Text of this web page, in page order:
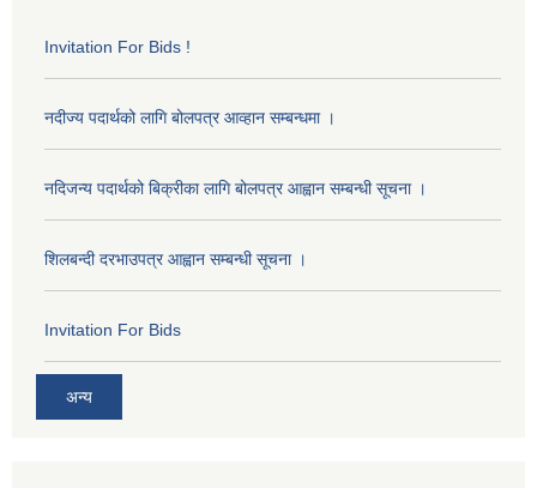
Invitation For Bids !
नदीज्य पदार्थको लागि बोलपत्र आव्हान सम्बन्धमा ।
नदिजन्य पदार्थको बिक्रीका लागि बोलपत्र आह्वान सम्बन्धी सूचना ।
शिलबन्दी दरभाउपत्र आह्वान सम्बन्धी सूचना ।
Invitation For Bids
अन्य